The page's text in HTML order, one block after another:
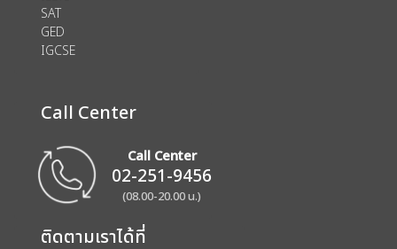
SAT
GED
IGCSE
Call Center
Call Center
02-251-9456
(08.00-20.00 น.)
ติดตามเราได้ที่